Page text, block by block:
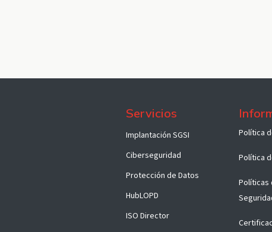
Servicios
Implantación SGSI
Ciberseguridad
Protección de Datos
HubLOPD
ISO Director
Políti​ca
Política
Políticas